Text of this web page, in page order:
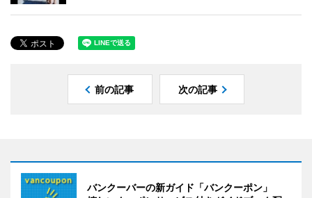
前の記事 次の記事
バンクーバーの新ガイド「バンクーポン」